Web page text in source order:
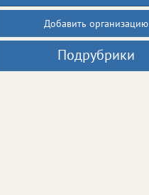
Добавить организацию
Подрубрики